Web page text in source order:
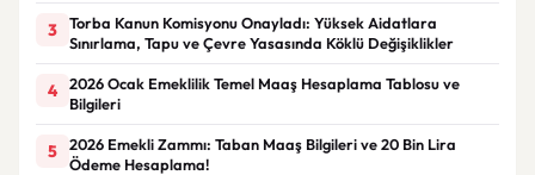
3
Torba Kanun Komisyonu Onayladı: Yüksek Aidatlara
Sınırlama, Tapu ve Çevre Yasasında Köklü Değişiklikler
4
2026 Ocak Emeklilik Temel Maaş Hesaplama Tablosu ve
Bilgileri
5
2026 Emekli Zammı: Taban Maaş Bilgileri ve 20 Bin Lira
Ödeme Hesaplama!